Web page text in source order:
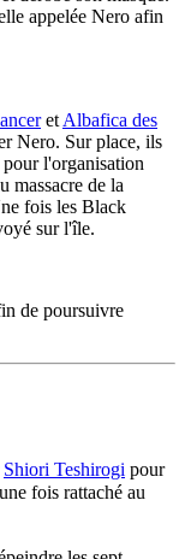
appelée Nero afin
et Albafica des
Nero. Sur place, ils
l'organisation
massacre de la
fois les Black
sur l'île.
de poursuivre
Shiori Teshirogi pour
fois rattaché au